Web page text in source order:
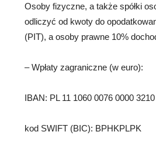
Osoby fizyczne, a także spółki
odliczyć od kwoty do
(PIT), a osoby prawne 10%
– Wpłaty zagraniczne (w euro):
IBAN: PL 11 1060 0076 0000
kod SWIFT (BIC): BPHKPLPK